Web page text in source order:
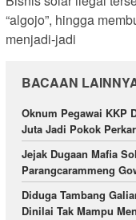
“algojo”, hingga
menjadi-jadi
BACAAN
Oknum Pegawai KKP
Juta Jadi Pokok
Jejak Dugaan Mafia
Parangcarammeng
Diduga Tambang
Dinilai Tak Mampu